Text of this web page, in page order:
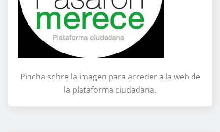
Pincha sobre la imagen para acceder a la web de
la plataforma ciudadana.